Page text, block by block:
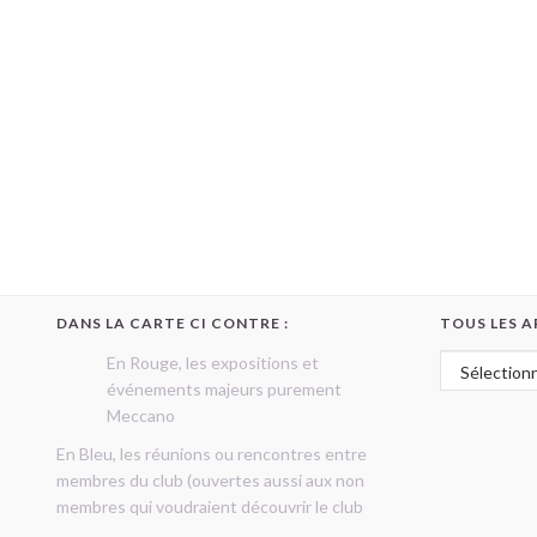
DANS LA CARTE CI CONTRE :
En Rouge, les expositions et
événements majeurs purement
Meccano
En Bleu, les réunions ou rencontres entre
membres du club (ouvertes aussi aux non
membres qui voudraient découvrir le club
TOUS LES
Tous les